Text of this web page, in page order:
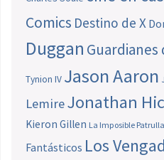
Comics Destino de X
Duggan Guardianes
Tynion IV Jason Aaron
LemireJonathan
Kieron Gillen La Imposible
Fantásticos Los